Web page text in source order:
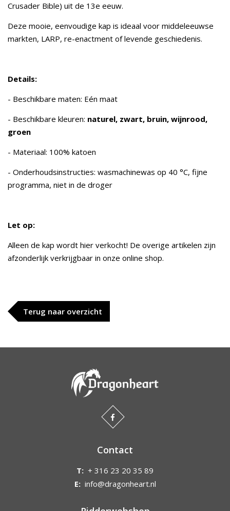
Crusader Bible) uit de 13e eeuw.
Deze mooie, eenvoudige kap is ideaal voor middeleeuwse
markten, LARP, re-enactment of levende geschiedenis.
Details:
- Beschikbare maten: Eén maat
- Beschikbare kleuren: naturel, zwart, bruin, wijnrood,
groen
- Materiaal: 100% katoen
- Onderhoudsinstructies: wasmachinewas op 40 °C, fijne
programma, niet in de droger
Let op:
Alleen de kap wordt hier verkocht! De overige artikelen zijn
afzonderlijk verkrijgbaar in onze online shop.
Terug naar overzicht
Contact
T: + 316 23 20 35 89
E: info@dragonheart.nl